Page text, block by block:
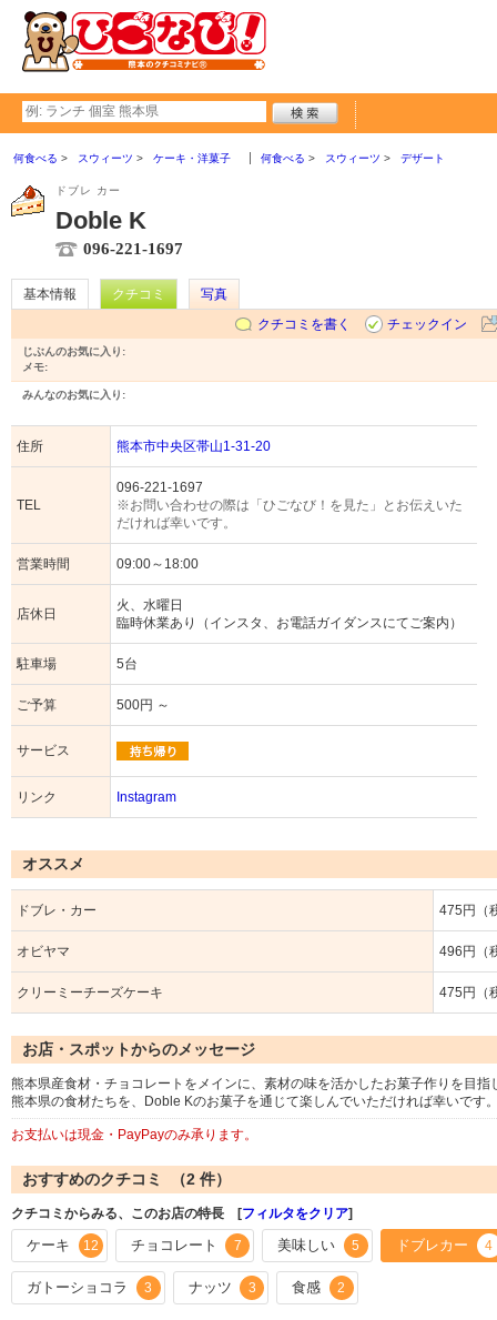
何食べる スウィーツ ケーキ・洋菓子 何食べる スウィーツ デザート
ドブレ カー
Doble K
096-221-1697
基本情報 クチコミ
写真
クチコミを書く
チェックイン
じぶんのお気に入り:
メモ:
みんなのお気に入り:
住所 熊本市中央区帯山1-31-20
TEL
096-221-1697
※お問い合わせの際は「ひごなび！を見た」とお伝えいた
だければ幸いです。
営業時間 09:00～18:00
店休日
火、水曜日
臨時休業あり（インスタ、お電話ガイダンスにてご案内）
駐車場 5台
ご予算 500円 ～
サービス
リンク Instagram
オススメ
ドブレ・カー 475円（
オビヤマ 496円（
クリーミーチーズケーキ 475円（
お店・スポットからのメッセージ
熊本県産食材・チョコレートをメインに、素材の味を活かしたお菓子作りを目指
熊本県の食材たちを、Doble Kのお菓子を通じて楽しんでいただければ幸いです
お支払いは現金・PayPayのみ承ります。
おすすめのクチコミ （2 件）
クチコミからみる、このお店の特長 [フィルタをクリア]
ケーキ 12 チョコレート 7 美味しい 5 ドブレカー 4
ガトーショコラ 3 ナッツ 3 食感 2